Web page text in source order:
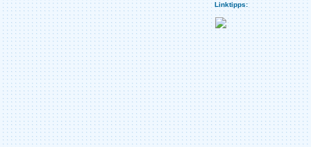
Linktipps: